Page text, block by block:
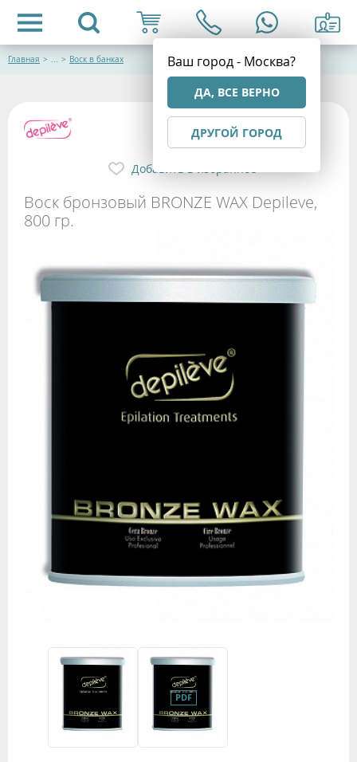
Ваш город - Москва?
ДА, ВСЕ ВЕРНО
ДРУГОЙ ГОРОД
Главная > ... > Воск в банках
Воск бронзовый BRONZE WAX Depileve,
800 гр.
Добавить в избранное